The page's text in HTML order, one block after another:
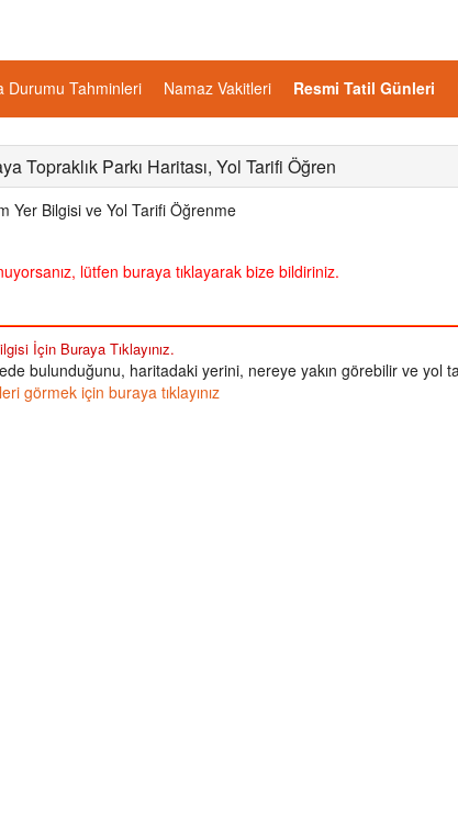
Durumu Tahminleri Namaz Vakitleri Resmi Tatil Günleri
Topraklık Parkı Haritası, Yol Tarifi Öğren
Yer Bilgisi ve Yol Tarifi Öğrenme
lütfen buraya tıklayarak bize bildiriniz.
İçin Buraya Tıklayınız.
bulunduğunu, haritadaki yerini, nereye yakın görebilir ve yol
görmek için buraya tıklayınız